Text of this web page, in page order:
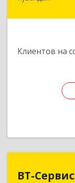
Клиентов на
ВТ-Сервис